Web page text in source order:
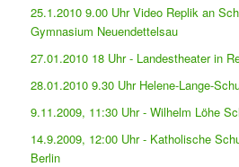
25.1.2010 9.00 Uhr Video Replik an
Gymnasium Neuendettelsau
27.01.2010 18 Uhr - Landestheater in
28.01.2010 9.30 Uhr Helene-Lange-
9.11.2009, 11:30 Uhr - Wilhelm Löhe
14.9.2009, 12:00 Uhr - Katholische
Berlin